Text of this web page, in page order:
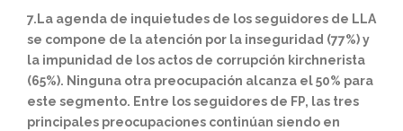
7.La agenda de inquietudes de los seguidores de LLA
se compone de la atención por la inseguridad (77%) y
la impunidad de los actos de corrupción kirchnerista
(65%). Ninguna otra preocupación alcanza el 50% para
este segmento. Entre los seguidores de FP, las tres
principales preocupaciones continúan siendo en